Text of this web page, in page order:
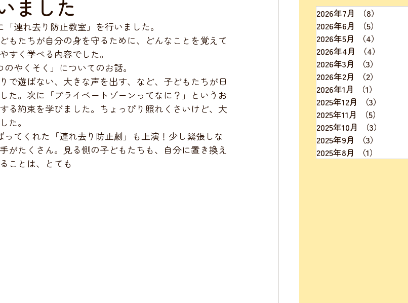
ました
「連れ去り防止教室」を行いました。
もたちが自分の身を守るために、どんなことを覚えて
すく学べる内容でした。
のやくそく」についてのお話。
で遊ばない、大きな声を出す、など、子どもたちが日
た。次に「プライベートゾーンってなに？」というお
る約束を学びました。ちょっぴり照れくさいけど、大
た。
がたくさん。見る側の子どもたちも、自分に置き換え
ことは、とても
2026年7月
（8）
2026年6月
（5）
2026年5月
（4）
2026年4月
（4）
2026年3月
（3）
2026年2月
（2）
2026年1月
（1）
2025年12月
（3）
2025年11月
（5）
2025年10月
（3）
2025年9月
（3）
2025年8月
（1）